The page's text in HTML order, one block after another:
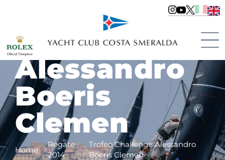
Trofeo
Challenge
Alessandro
Boeris
Clemen
Home
Regate
2014
Trofeo Challenge Alessandro
Boeris Clemen